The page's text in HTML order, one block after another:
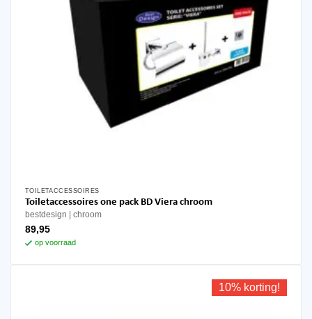
productpagina
TOILETACCESSOIRES
Toiletaccessoires one pack BD Viera chroom
bestdesign chroom
89,95
op voorraad
10% korting!